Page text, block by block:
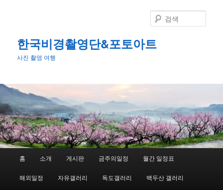
어
넘
기
한국비경촬영단&포토아트
사진 촬영 여행
색
홈 소개 게시판 금주의일정 월간 일정표
해외일정 자유갤러리 독도갤러리 백두산 갤러리